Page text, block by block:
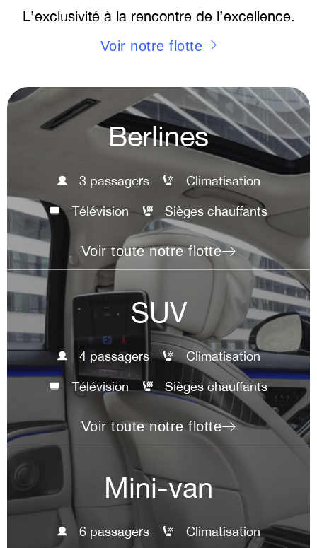
L’exclusivité à la rencontre de l’excellence.
Voir notre flotte
Berlines
3 passagers Climatisation
Télévision Sièges chauffants
Voir toute notre flotte
SUV
4 passagers Climatisation
Télévision Sièges chauffants
Voir toute notre flotte
Mini-van
6 passagers Climatisation